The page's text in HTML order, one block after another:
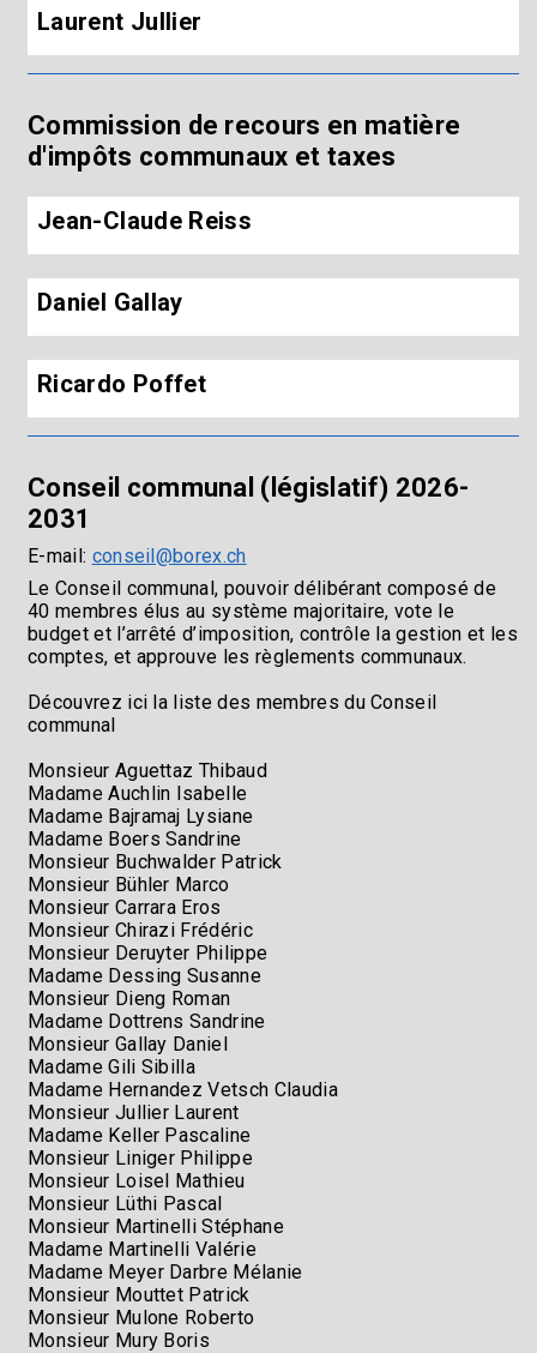
Laurent Jullier
Commission de recours en matière
d'impôts communaux et taxes
Jean-Claude Reiss
Daniel Gallay
Ricardo Poffet
Conseil communal (législatif) 2026-
2031
E-mail: conseil@borex.ch
Le Conseil communal, pouvoir délibérant composé de
40 membres élus au système majoritaire, vote le
budget et l’arrêté d’imposition, contrôle la gestion et les
comptes, et approuve les règlements communaux.
Découvrez ici la liste des membres du Conseil
communal
Monsieur Aguettaz Thibaud
Madame Auchlin Isabelle
Madame Bajramaj Lysiane
Madame Boers Sandrine
Monsieur Buchwalder Patrick
Monsieur Bühler Marco
Monsieur Carrara Eros
Monsieur Chirazi Frédéric
Monsieur Deruyter Philippe
Madame Dessing Susanne
Monsieur Dieng Roman
Madame Dottrens Sandrine
Monsieur Gallay Daniel
Madame Gili Sibilla
Madame Hernandez Vetsch Claudia
Monsieur Jullier Laurent
Madame Keller Pascaline
Monsieur Liniger Philippe
Monsieur Loisel Mathieu
Monsieur Lüthi Pascal
Monsieur Martinelli Stéphane
Madame Martinelli Valérie
Madame Meyer Darbre Mélanie
Monsieur Mouttet Patrick
Monsieur Mulone Roberto
Monsieur Mury Boris